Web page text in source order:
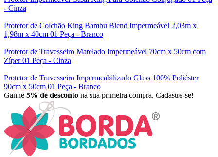
- Cinza
Protetor de Colchão King Bambu Blend Impermeável 2,03m x
1,98m x 40cm 01 Peça - Branco
Protetor de Travesseiro Matelado Impermeável 70cm x 50cm com
Zíper 01 Peça - Cinza
Protetor de Travesseiro Impermeabilizado Glass 100% Poliéster
90cm x 50cm 01 Peça - Branco
Ganhe 5% de desconto na sua primeira compra. Cadastre-se!